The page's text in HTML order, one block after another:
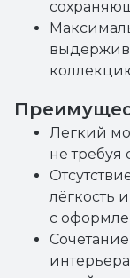
Легкий
не требуя
лёгкость
с